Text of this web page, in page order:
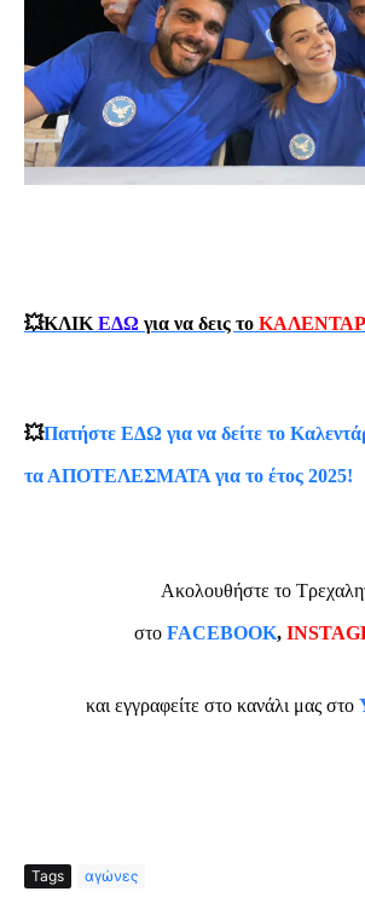
💥ΚΛΙΚ ΕΔΩ για να δεις το
💥Πατήστε ΕΔΩ για να δείτε το
τα ΑΠΟΤΕΛΕΣΜΑΤΑ για το έτος 2025!
Ακολουθήστε το
στο FACEBOOK,
και εγγραφείτε στο κανάλι μας στο
Tags αγώνες